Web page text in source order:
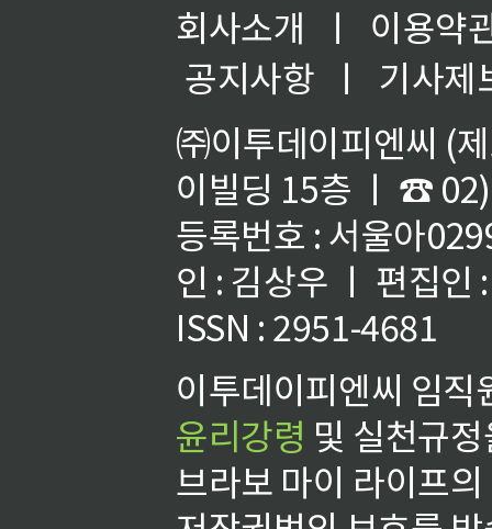
회사소개 ㅣ
이용약
공지사항
ㅣ
기사제
㈜이투데이피엔씨 (
이빌딩 15층 ㅣ ☎
등록번호 : 서울아
인 : 김상우 ㅣ 편집인
ISSN : 2951-4681
이투데이피엔씨 임
윤리강령 및 실천규
브라보 마이 라이프